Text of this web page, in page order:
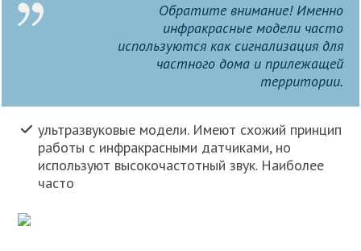
Обратите внимание! Именно
инфракрасные модели часто
используются как сигнализация для
частного дома и прилежащей
территории.
ультразвуковые модели. Имеют схожий принцип
работы с инфракрасными датчиками, но
используют высокочастотный звук. Наиболее
часто